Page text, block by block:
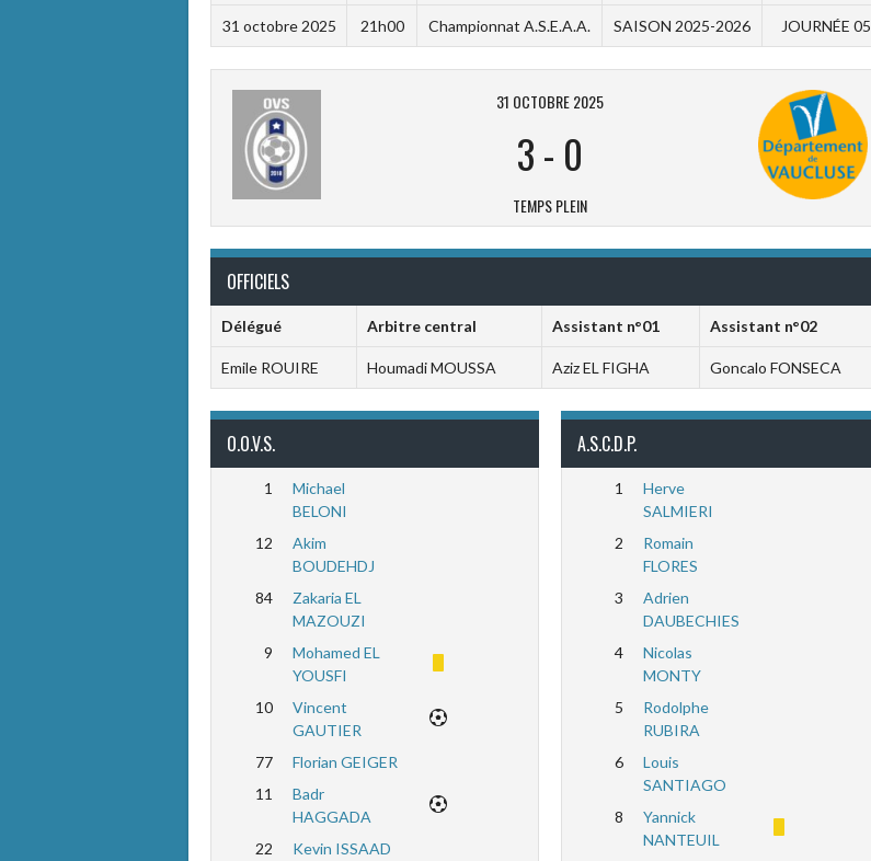
31 octobre 2025 21h00 Championnat A.S.E.A.A. SAISON 2025-2026 JOURNÉE 05
31 OCTOBRE 2025
3- 0
TEMPS PLEIN
OFFICIELS
Délégué Arbitre central Assistant n°01 Assistant n°02
Emile ROUIRE Houmadi MOUSSA Aziz EL FIGHA Goncalo FONSECA
O.O.V.S.
1
Michael
BELONI
12
Akim
BOUDEHDJ
84
Zakaria EL
MAZOUZI
9
Mohamed EL
YOUSFI
10
Vincent
GAUTIER
77
Florian GEIGER
11
Badr
HAGGADA
22
Kevin ISSAAD
A.S.C.D.P.
1
Herve
SALMIERI
2
Romain
FLORES
3
Adrien
DAUBECHIES
4
Nicolas
MONTY
5
Rodolphe
RUBIRA
6
Louis
SANTIAGO
8
Yannick
NANTEUIL